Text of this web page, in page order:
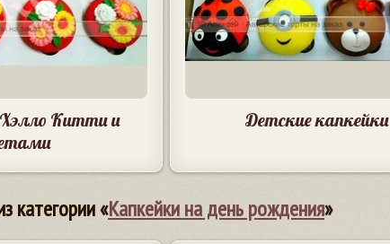
Китти и
Детские капкейки
категории «Капкейки на день рождения»